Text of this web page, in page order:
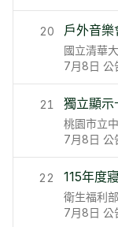
20 戶外音
國立清華
7月8日 公
21 獨立顯示
桃園市立
7月8日 公
22 115年度
衛生福利
7月8日 公